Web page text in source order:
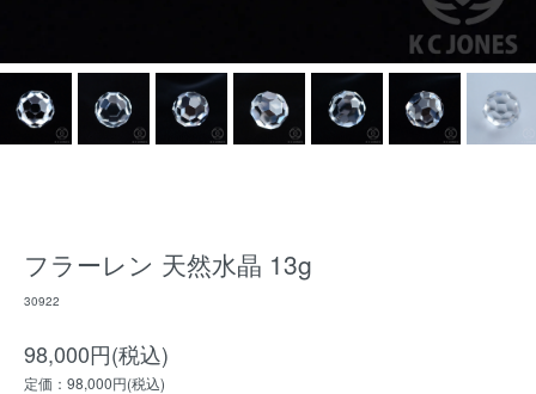
フラーレン 天然水晶 13g
30922
98,000円(税込)
定価：98,000円(税込)